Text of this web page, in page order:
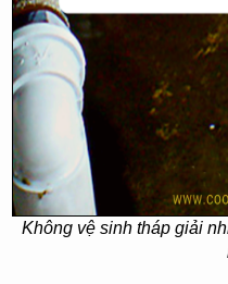
Không vệ sinh tháp giải